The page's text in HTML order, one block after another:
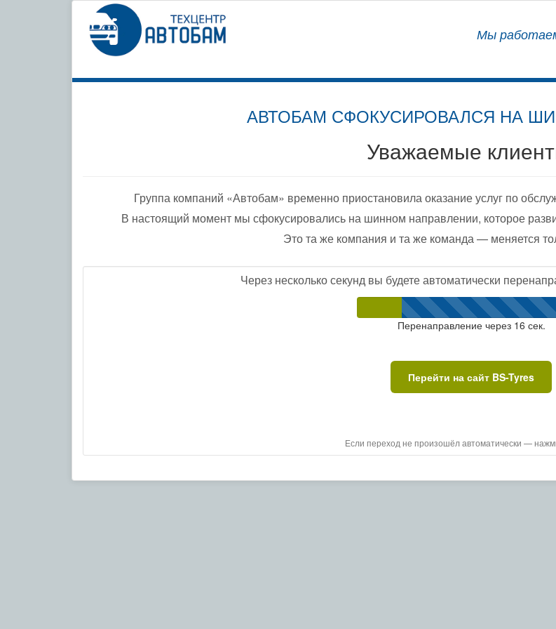
Мы
АВТОБАМ СФОКУСИРОВАЛСЯ НА
Уважаемые
Группа компаний «Автобам» временно приостановила оказание услуг по
В настоящий момент мы сфокусировались на шинном направлении, которое
Это та же компания и та же команда — меняется
Через несколько секунд вы будете автоматически
Перенаправление через 15 сек.
Перейти на сайт BS-Tyres
Если переход не произошёл автоматически —